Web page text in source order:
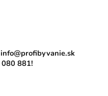
info@profibyvanie.sk
881!